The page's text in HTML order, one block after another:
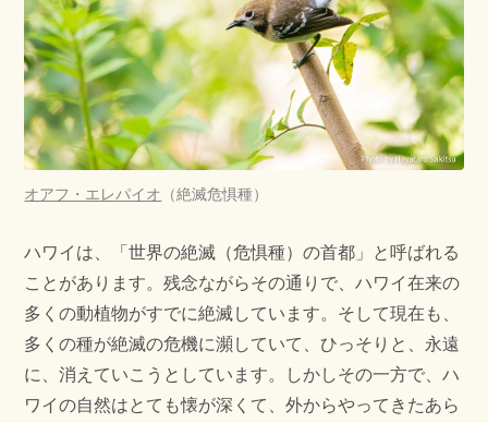
オアフ・エレパイオ （絶滅危惧種）
ハワイは、「世界の絶滅（危惧種）の首都」と呼ばれる
ことがあります。残念ながらその通りで、ハワイ在来の
多くの動植物がすでに絶滅しています。そして現在も、
多くの種が絶滅の危機に瀕していて、ひっそりと、永遠
に、消えていこうとしています。しかしその一方で、ハ
ワイの自然はとても懐が深くて、外からやってきたあら